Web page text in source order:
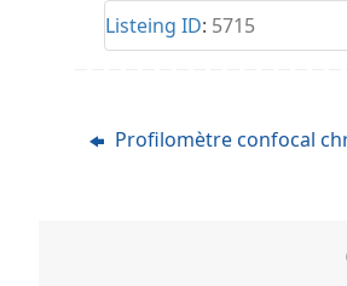
Listeing ID: 5715
Profilomètre confocal